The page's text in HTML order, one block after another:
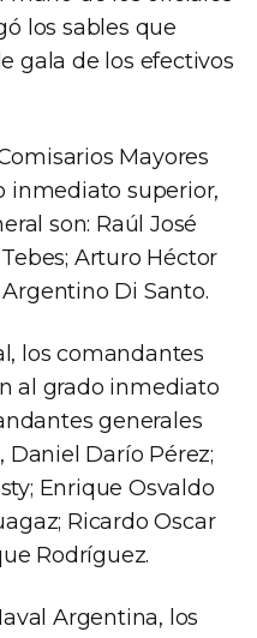
los sables que
gala de los efectivos
Mayores
inmediato superior,
son: Raúl José
Arturo Héctor
Di Santo.
los comandantes
al grado inmediato
generales
Daniel Darío Pérez;
Enrique Osvaldo
Ricardo Oscar
Rodríguez.
Argentina, los